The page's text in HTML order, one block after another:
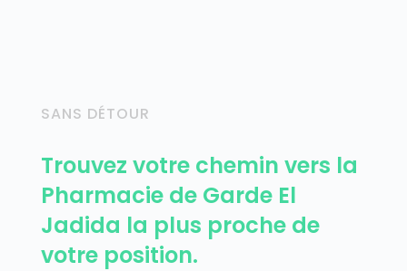
SANS DÉTOUR
Trouvez votre chemin vers la
Pharmacie de Garde El
Jadida la plus proche de
votre position.